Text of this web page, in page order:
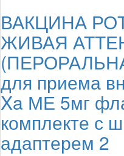
ВАКЦИНА
ЖИВАЯ
для приема
Xa МЕ 5мг
комплекте с
адаптерем 2